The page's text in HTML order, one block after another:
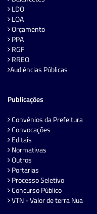
LDO
LOA
Orçamento
PPA
RGF
RREO
Audiências Públicas
Publicações
Convênios da Prefeitura
Convocações
Editais
Normativas
Outros
Portarias
Processo Seletivo
Concurso Público
VTN - Valor de terra Nua